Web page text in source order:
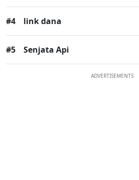
#4 link dana
#5 Senjata Api
ADVERTISEMENTS